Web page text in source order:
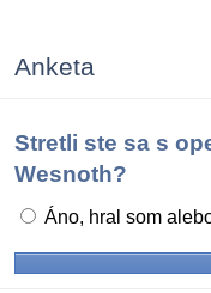
Anketa
Stretli ste sa s
Wesnoth?
Áno, hral som